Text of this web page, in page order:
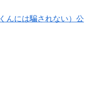
んには騙されない）公